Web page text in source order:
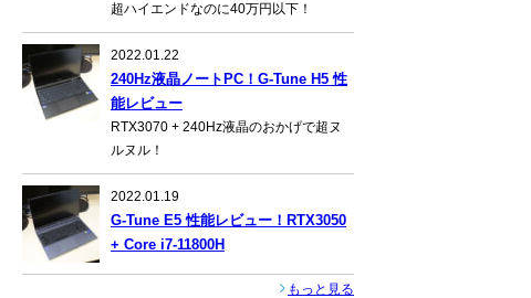
超ハイエンドなのに40万円以下！
2022.01.22
240Hz液晶ノートPC！G-Tune H5 性
能レビュー
RTX3070 + 240Hz液晶のおかげで超ヌ
ルヌル！
2022.01.19
G-Tune E5 性能レビュー！RTX3050
+ Core i7-11800H
もっと見る